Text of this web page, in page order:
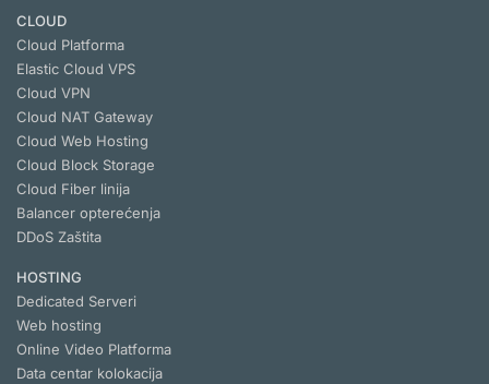
CLOUD
Cloud Platforma
Elastic Cloud VPS
Cloud VPN
Cloud NAT Gateway
Cloud Web Hosting
Cloud Block Storage
Cloud Fiber linija
Balancer opterećenja
DDoS Zaštita
HOSTING
Dedicated Serveri
Web hosting
Online Video Platforma
Data centar kolokacija